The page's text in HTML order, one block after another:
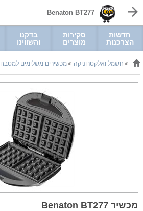
Benaton BT277
חדשות
הצרכנות
סקירות
מוצרים
בדקנו
והשווינו
> חשמל ואלקטרוניקה >מכשירים משלימים למטבח
מכשיר Benaton BT277